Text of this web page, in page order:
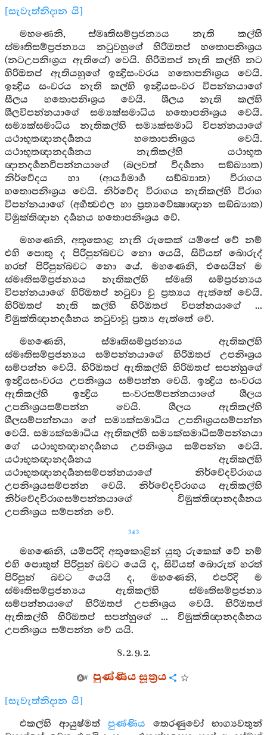
[සැවැත්නිදාන යි]
මහණෙනි, ස්මෘතිසම්ප්‍රජන්‍යය නැති කල්හි
ස්මෘතිසම්ප්‍රජන්‍යය නටුවහුගේ හිරිඔතප් හතොපනිඃශ්‍රය
(නටඋපනිඃශ්‍රය ඇතියේ) වෙයි. හිරිඔතප් නැති කල්හි නට
හිරිඔතප් ඇතියහුගේ ඉන්‍ද්‍රිසංවරය හතොපනිඃශ්‍රය වෙයි.
ඉන්‍ද්‍රිය සංවරය නැති කල්හි ඉන්‍ද්‍රියසංවර විපන්නයාගේ
සීලය හතොපනිඃශ්‍රය වෙයි. ශීලය නැති කල්හි
ශීලවිපන්නයාගේ සම්‍යක්සමාධිය හතොපනිඃශ්‍රය වෙයි.
සම්‍යක්සමාධිය නැතිකල්හි සම්‍යක්සමාධි විපන්නයාගේ
යථාභූතඥානදර්‍ශනය හතොපනිඃශ්‍රය වෙයි.
යථාභූතඥානදර්‍ශනය නැතිකල්හි යථාභූත
ඥානදර්‍ශනවිපන්නයාගේ (බලවත් විදර්‍ශනා සඞ්ඛ්‍යාත)
නිර්වේදය හා (ආර්‍ය්‍යමාර්‍ග සඞ්ඛ්‍යාත) විරාගය
හතොපනිඃශ්‍රය වෙයි. නිර්වේද විරාගය නැතිකල්හි විරාග
විපන්නයාගේ (අර්‍හත්‍වඵල හා ප්‍රත්‍යවේක්‍ෂාඥාන සඞ්ඛ්‍යාත)
විමුක්තිඥාන දර්‍ශනය හතොපනිඃශ්‍රය වේ.
මහණෙනි, අතුකොළ නැති රුකෙක් යම්සේ වේ නම්
එහි පොතු ද පිරිපුන්බවට නො යෙයි, සිවියත් බොරුද්
හරත් පිරිපුන්බවට නො යේ. මහණෙනි, එසෙයින් ම
ස්මෘතිසම්ප්‍රජන්‍යය නැතිකල්හි ස්මෘති සම්ප්‍රජන්‍යය
විපන්නයාගේ හිරිඔතප් නටුවා වු ප්‍රත්‍යය ඇත්තේ වෙයි.
හිරිඔතප් නැති කල්හි හිරිඔතප් විපන්නයාගේ ...
විමුක්තිඥානදර්‍ශනය නටුවාවූ ප්‍රත්‍ය ඇත්තේ වේ.
මහණෙනි, ස්මෘතිසම්ප්‍රජන්‍යය ඇතිකල්හි
ස්මෘතිසම්ප්‍රජන්‍යය සම්පන්නයාගේ හිරිඔතප් උපනිඃශ්‍රය
සම්පන්න වෙයි. හිරිඔතප් ඇතිකල්හි හිරිඔතප් සපන්හුගේ
ඉන්‍ද්‍රියසංවරය උපනිඃශ්‍රය සම්පන්න වෙයි. ඉන්‍ද්‍රිය සංවරය
ඇතිකල්හි ඉන්‍ද්‍රිය සංවරසම්පන්නයාගේ ශීලය
උපනිඃශ්‍රයසම්පන්න වෙයි. ශීලය ඇතිකල්හි
ශීලසම්පන්නයා ගේ සම්‍යක්සමාධිය උපනිඃශ්‍රයසම්පන්න
වෙයි. සම්‍යක්සමාධිය ඇතිකල්හි සම්‍යක්සමාධිසම්පන්නයා
ගේ යථාභූතඥානදර්‍ශනය උපනිඃශ්‍රය සම්පන්න වෙයි.
යථාභූතඥානදර්‍ශනය ඇතිකල්හි
යථාභූතඥානදර්‍ශනසම්පන්නයාගේ නිර්වේදවිරාගය
උපනිඃශ්‍රයසම්පන්න වෙයි. නිර්වේදවිරාගය ඇතිකල්හි
නිර්වේදවිරාගසම්පන්නයාගේ විමුක්තිඥානදර්‍ශනය
උපනිඃශ්‍රය සම්පන්න වේ.
343
මහණෙනි, යම්පරිදි අතුකොළින් යුතු රුකෙක් වේ නම්
එහි පොතුත් පිරිපුන් බවට යෙයි ද, සිවියත් බොරුත් හරත්
පිරිපුන් බවට යෙයි ද, මහණෙනි, එපරිදි ම
ස්මෘතිසම්ප්‍රජන්‍යය ඇතිකල්හි ස්මෘතිසම්ප්‍රජන්‍ය
සම්පන්නයාගේ හිරිඔතප් උපනිඃශ්‍රය වෙයි. හිරිඔතප්
ඇතිකල්හි හිරිඔතප් සපන්හුගේ ... විමුක්තිඥානදර්‍ශනය
උපනිඃශ්‍රය සම්පන්න වේ යයි.
8. 2. 9. 2.
පුණ්ණිය සූත්‍රය
[සැවැත්නිදාන යි]
එකල්හි ආයුෂ්මත් පුණ්ණිය තෙරණුවෝ භාග්‍යවතුන්